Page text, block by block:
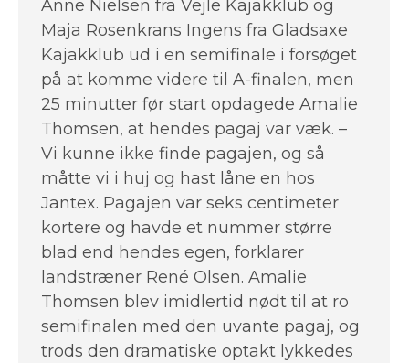
Anne Nielsen fra Vejle Kajakklub og
Maja Rosenkrans Ingens fra Gladsaxe
Kajakklub ud i en semifinale i forsøget
på at komme videre til A-finalen, men
25 minutter før start opdagede Amalie
Thomsen, at hendes pagaj var væk. –
Vi kunne ikke finde pagajen, og så
måtte vi i huj og hast låne en hos
Jantex. Pagajen var seks centimeter
kortere og havde et nummer større
blad end hendes egen, forklarer
landstræner René Olsen. Amalie
Thomsen blev imidlertid nødt til at ro
semifinalen med den uvante pagaj, og
trods den dramatiske optakt lykkedes